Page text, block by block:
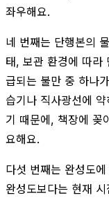
좌우해요.
네 번째는 단행본의
태, 보관 환경에 따라
급되는 불만 중 하나
습기나 직사광선에
기 때문에, 책장에 꽂
요해요.
다섯 번째는 완성도
완성도보다는 현재